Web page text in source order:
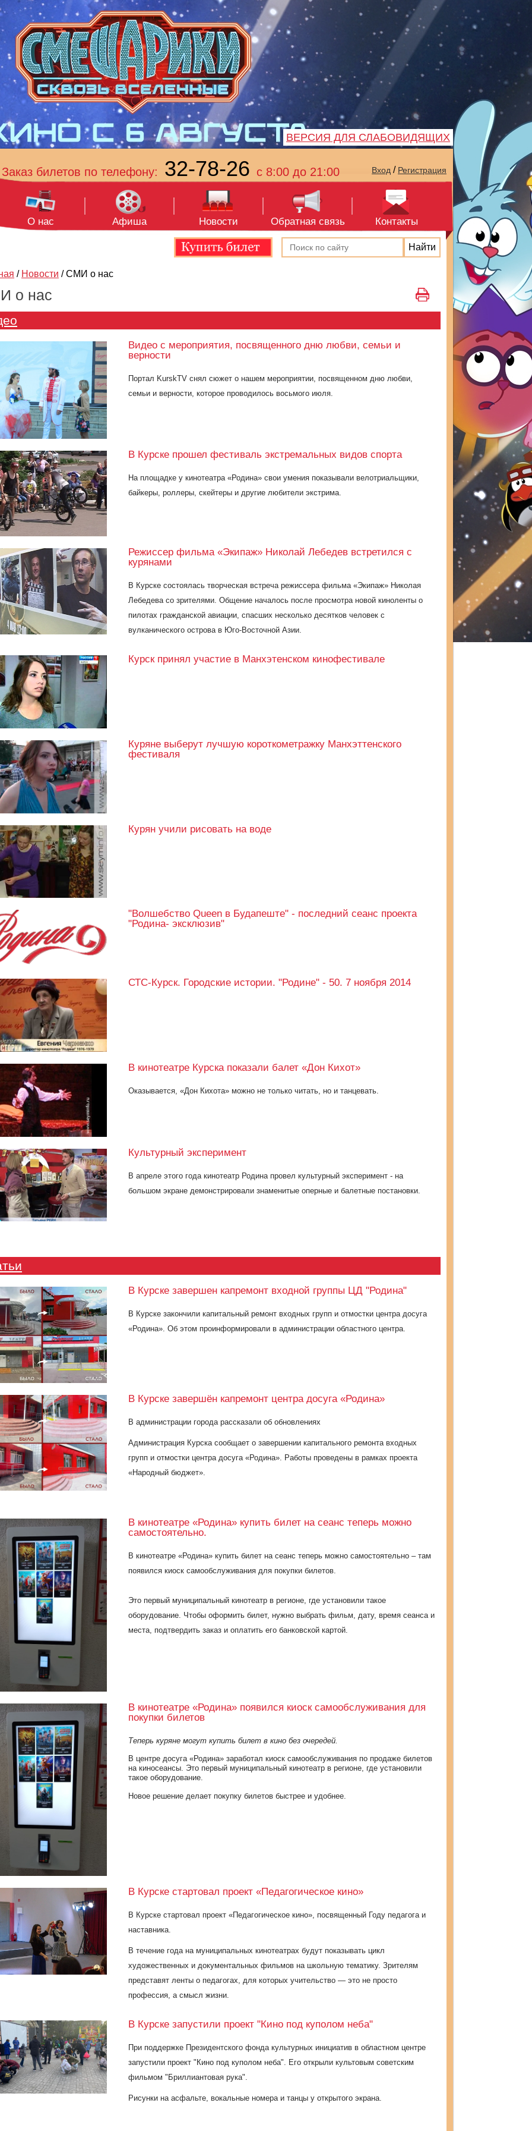
ВЕРСИЯ ДЛЯ СЛАБОВИДЯЩИХ
Заказ билетов по телефону: 32-78-26 с 8:00 до 21:00 Вход / Регистрация
О нас Афиша Новости Обратная связь Контакты
/ Новости / СМИ о нас
о нас
Видео с мероприятия, посвященного дню любви, семьи и
верности
Портал KurskTV снял сюжет о нашем мероприятии, посвященном дню любви,
семьи и верности, которое проводилось восьмого июля.
В Курске прошел фестиваль экстремальных видов спорта
На площадке у кинотеатра «Родина» свои умения показывали велотриальщики,
байкеры, роллеры, скейтеры и другие любители экстрима.
Режиссер фильма «Экипаж» Николай Лебедев встретился с
курянами
В Курске состоялась творческая встреча режиссера фильма «Экипаж» Николая
Лебедева со зрителями. Общение началось после просмотра новой киноленты о
пилотах гражданской авиации, спасших несколько десятков человек с
вулканического острова в Юго-Восточной Азии.
Курск принял участие в Манхэтенском кинофестивале
Куряне выберут лучшую короткометражку Манхэттенского
фестиваля
Курян учили рисовать на воде
"Волшебство Queen в Будапеште" - последний сеанс проекта
"Родина- эксклюзив"
СТС-Курск. Городские истории. "Родине" - 50. 7 ноября 2014
В кинотеатре Курска показали балет «Дон Кихот»
Оказывается, «Дон Кихота» можно не только читать, но и танцевать.
Культурный эксперимент
В апреле этого года кинотеатр Родина провел культурный эксперимент - на
большом экране демонстрировали знаменитые оперные и балетные постановки.
В Курске завершен капремонт входной группы ЦД "Родина"
В Курске закончили капитальный ремонт входных групп и отмостки центра досуга
«Родина». Об этом проинформировали в администрации областного центра.
В Курске завершён капремонт центра досуга «Родина»
В администрации города рассказали об обновлениях
Администрация Курска сообщает о завершении капитального ремонта входных
групп и отмостки центра досуга «Родина». Работы проведены в рамках проекта
«Народный бюджет».
В кинотеатре «Родина» купить билет на сеанс теперь можно
самостоятельно.
В кинотеатре «Родина» купить билет на сеанс теперь можно самостоятельно – там
появился киоск самообслуживания для покупки билетов.
Это первый муниципальный кинотеатр в регионе, где установили такое
оборудование. Чтобы оформить билет, нужно выбрать фильм, дату, время сеанса и
места, подтвердить заказ и оплатить его банковской картой.
В кинотеатре «Родина» появился киоск самообслуживания для
покупки билетов
Теперь куряне могут купить билет в кино без очередей.
В центре досуга «Родина» заработал киоск самообслуживания по продаже билетов
на киносеансы. Это первый муниципальный кинотеатр в регионе, где установили
такое оборудование.
Новое решение делает покупку билетов быстрее и удобнее.
В Курске стартовал проект «Педагогическое кино»
В Курске стартовал проект «Педагогическое кино», посвященный Году педагога и
наставника.
В течение года на муниципальных кинотеатрах будут показывать цикл
художественных и документальных фильмов на школьную тематику. Зрителям
представят ленты о педагогах, для которых учительство — это не просто
профессия, а смысл жизни.
В Курске запустили проект "Кино под куполом неба"
При поддержке Президентского фонда культурных инициатив в областном центре
запустили проект "Кино под куполом неба". Его открыли культовым советским
фильмом "Бриллиантовая рука".
Рисунки на асфальте, вокальные номера и танцы у открытого экрана.